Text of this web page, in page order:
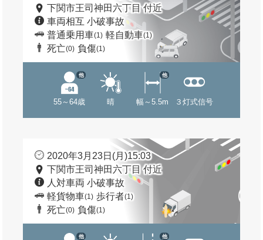
下関市王司神田六丁目 付近
車両相互 小破事故
普通乗用車(1) 軽自動車(1)
死亡(0) 負傷(1)
55～64歳
他
晴 幅～5.5m
他
３灯式信号
2020年3月23日(月)15:03
下関市王司神田六丁目 付近
人対車両 小破事故
軽貨物車(1) 歩行者(1)
死亡(0) 負傷(1)
他 他